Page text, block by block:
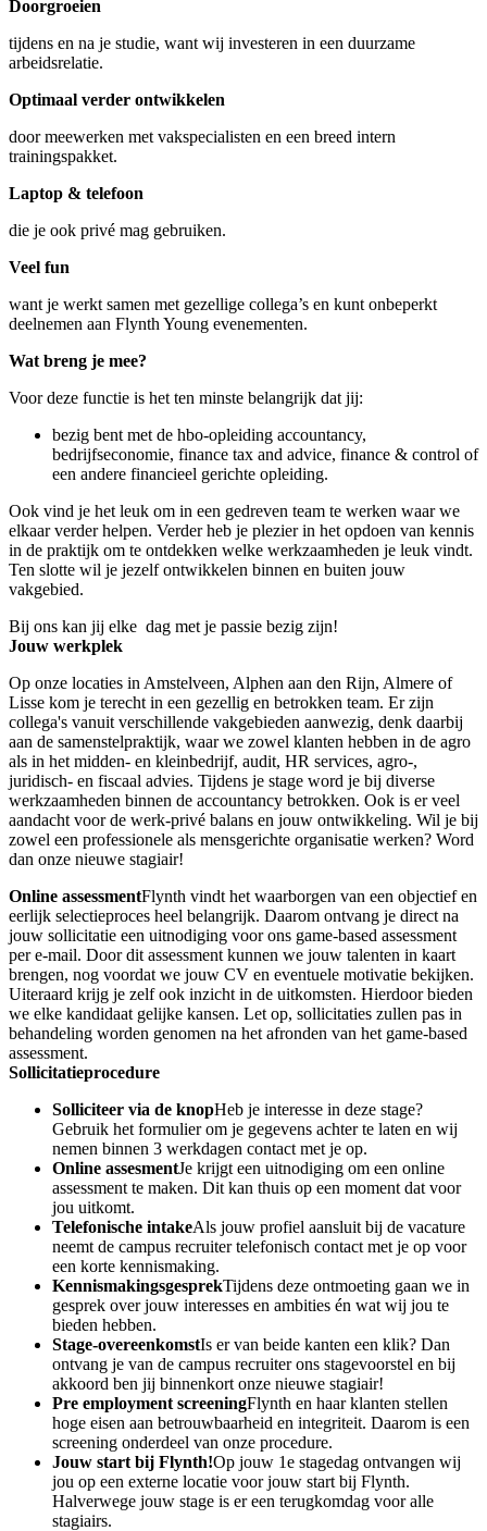
Doorgroeien
tijdens en na je studie, want wij investeren in een duurzame
arbeidsrelatie.
Optimaal verder ontwikkelen
door meewerken met vakspecialisten en een breed intern
trainingspakket.
Laptop & telefoon
die je ook privé mag gebruiken.
Veel fun
want je werkt samen met gezellige collega’s en kunt onbeperkt
deelnemen aan Flynth Young evenementen.
Wat breng je mee?
Voor deze functie is het ten minste belangrijk dat jij:
bezig bent met de hbo-opleiding accountancy,
bedrijfseconomie, finance tax and advice, finance & control of
een andere financieel gerichte opleiding.
Ook vind je het leuk om in een gedreven team te werken waar we
elkaar verder helpen. Verder heb je plezier in het opdoen van kennis
in de praktijk om te ontdekken welke werkzaamheden je leuk vindt.
Ten slotte wil je jezelf ontwikkelen binnen en buiten jouw
vakgebied.
Bij ons kan jij elke dag met je passie bezig zijn!
Jouw werkplek
Op onze locaties in Amstelveen, Alphen aan den Rijn, Almere of
Lisse kom je terecht in een gezellig en betrokken team. Er zijn
collega's vanuit verschillende vakgebieden aanwezig, denk daarbij
aan de samenstelpraktijk, waar we zowel klanten hebben in de agro
als in het midden- en kleinbedrijf, audit, HR services, agro-,
juridisch- en fiscaal advies. Tijdens je stage word je bij diverse
werkzaamheden binnen de accountancy betrokken. Ook is er veel
aandacht voor de werk-privé balans en jouw ontwikkeling. Wil je bij
zowel een professionele als mensgerichte organisatie werken? Word
dan onze nieuwe stagiair!
Online assessmentFlynth vindt het waarborgen van een objectief en
eerlijk selectieproces heel belangrijk. Daarom ontvang je direct na
jouw sollicitatie een uitnodiging voor ons game-based assessment
per e-mail. Door dit assessment kunnen we jouw talenten in kaart
brengen, nog voordat we jouw CV en eventuele motivatie bekijken.
Uiteraard krijg je zelf ook inzicht in de uitkomsten. Hierdoor bieden
we elke kandidaat gelijke kansen. Let op, sollicitaties zullen pas in
behandeling worden genomen na het afronden van het game-based
assessment.
Sollicitatieprocedure
Solliciteer via de knopHeb je interesse in deze stage?
Gebruik het formulier om je gegevens achter te laten en wij
nemen binnen 3 werkdagen contact met je op.
Online assesmentJe krijgt een uitnodiging om een online
assessment te maken. Dit kan thuis op een moment dat voor
jou uitkomt.
Telefonische intakeAls jouw profiel aansluit bij de vacature
neemt de campus recruiter telefonisch contact met je op voor
een korte kennismaking.
KennismakingsgesprekTijdens deze ontmoeting gaan we in
gesprek over jouw interesses en ambities én wat wij jou te
bieden hebben.
Stage-overeenkomstIs er van beide kanten een klik? Dan
ontvang je van de campus recruiter ons stagevoorstel en bij
akkoord ben jij binnenkort onze nieuwe stagiair!
Pre employment screeningFlynth en haar klanten stellen
hoge eisen aan betrouwbaarheid en integriteit. Daarom is een
screening onderdeel van onze procedure.
Jouw start bij Flynth!Op jouw 1e stagedag ontvangen wij
jou op een externe locatie voor jouw start bij Flynth.
Halverwege jouw stage is er een terugkomdag voor alle
stagiairs.